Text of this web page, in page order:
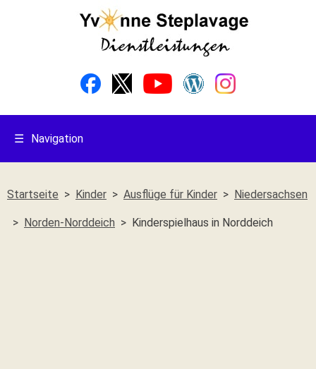
☰ Navigation
Startseite Kinder Ausflüge für Kinder Niedersachsen
Norden-Norddeich Kinderspielhaus in Norddeich